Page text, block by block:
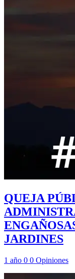
QUEJA
JARDINES
1 año 0 0 Opiniones